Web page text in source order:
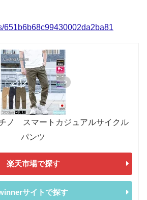
651b6b68c99430002da2ba81
ノ スマートカジュアルサイクル
パンツ
楽天市場で探す
サイトで探す